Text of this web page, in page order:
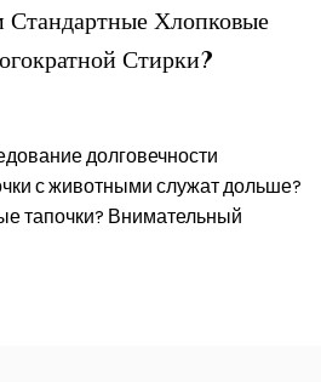
Хлопковые
Стирки?
долговечности
с животными служат дольше?
тапочки? Внимательный